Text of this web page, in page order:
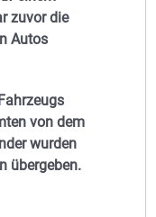
zuvor die
Autos
von dem
wurden
übergeben.